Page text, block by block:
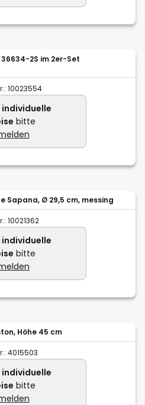
2S im 2er-Set
10023554
individuelle
bitte
Sapana, Ø 29,5 cm, messing
10021362
individuelle
bitte
Höhe 45 cm
4015503
individuelle
bitte